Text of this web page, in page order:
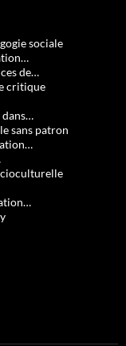
sociale
de…
critique
dans…
sans patron